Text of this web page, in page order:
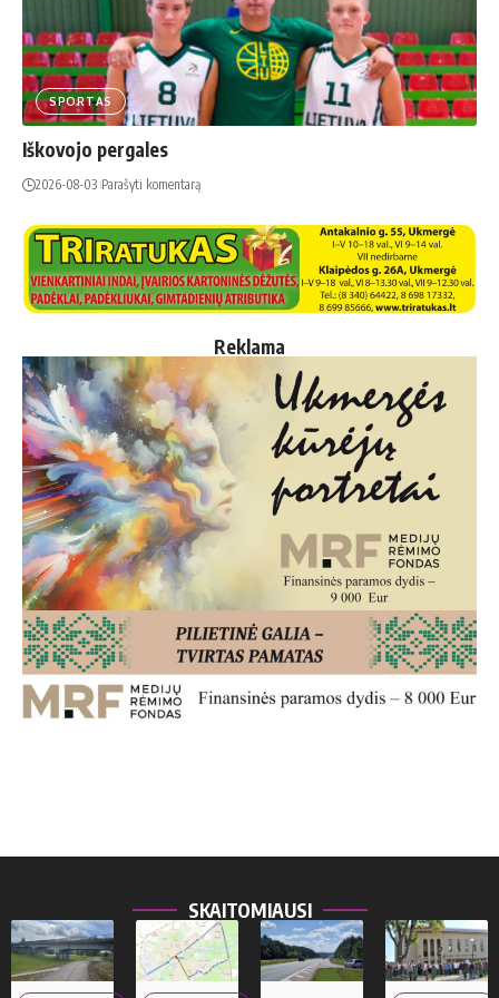
SPORTAS
Iškovojo pergales
2026-08-03 Parašyti komentarą
Reklama
SKAITOMIAUSI